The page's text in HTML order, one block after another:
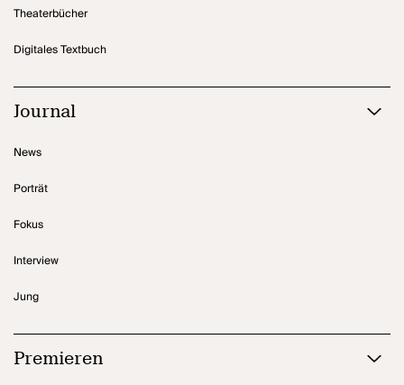
Theaterbücher
Digitales Textbuch
Journal
News
Porträt
Fokus
Interview
Jung
Premieren